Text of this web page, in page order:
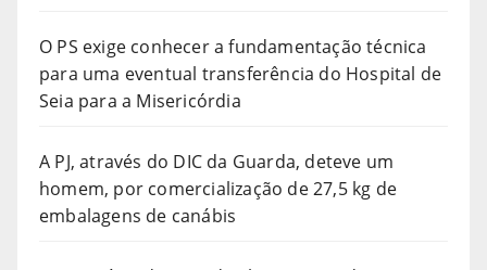
O PS exige conhecer a fundamentação técnica
para uma eventual transferência do Hospital de
Seia para a Misericórdia
A PJ, através do DIC da Guarda, deteve um
homem, por comercialização de 27,5 kg de
embalagens de canábis